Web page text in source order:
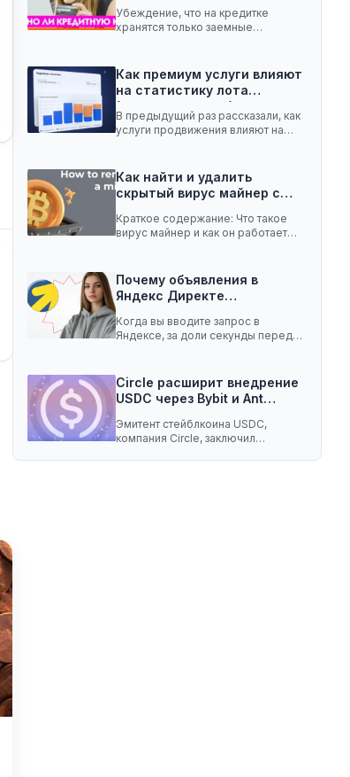
Убеждение, что на кредитке
хранятся только заемные
Как премиум услуги влияют
на статистику лота
(телеграм-канал)
В предыдущий раз рассказали, как
услуги продвижения влияют на
Как найти и удалить
скрытый вирус майнер с…
Краткое содержание: Что такое
вирус майнер и как он работает
Почему объявления в
Яндекс Директе
Когда вы вводите запрос в
Яндексе, за доли секунды перед
Circle расширит внедрение
USDC через Bybit и Ant…
Эмитент стейблкоина USDC,
компания Circle, заключил